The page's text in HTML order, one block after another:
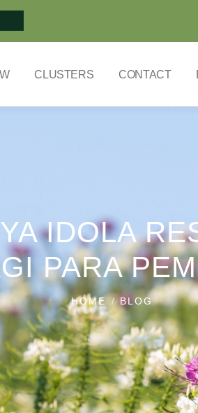
CLUSTERS CONTACT
IDOLA
PARA
HOME BLOG